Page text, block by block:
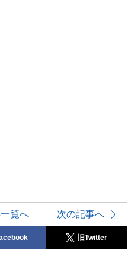
覧へ 次の記事へ
旧Twitter